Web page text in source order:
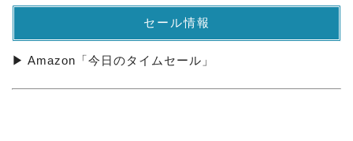
セール情報
▶ Amazon「今日のタイムセール」